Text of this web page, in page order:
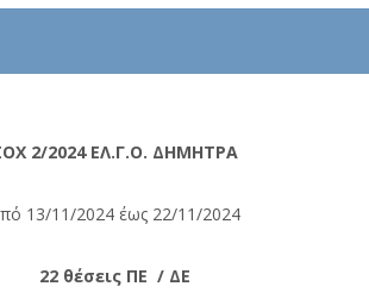
2/2024 ΕΛ.Γ.Ο. ΔΗΜΗΤΡΑ
13/11/2024 έως 22/11/2024
22 θέσεις ΠΕ / ΔΕ